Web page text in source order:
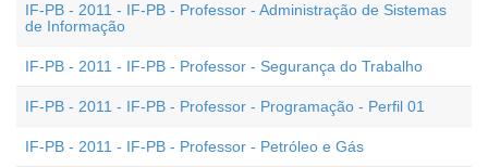
IF-PB - 2011 - IF-PB - Professor - Administração de Sistemas
de Informação
IF-PB - 2011 - IF-PB - Professor - Segurança do Trabalho
IF-PB - 2011 - IF-PB - Professor - Programação - Perfil 01
IF-PB - 2011 - IF-PB - Professor - Petróleo e Gás